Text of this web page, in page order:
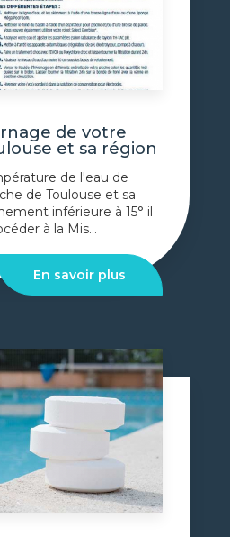
de votre
et sa région
de l'eau de
de Toulouse et sa
inférieure à 15° il
à la Mis...
En savoir plus